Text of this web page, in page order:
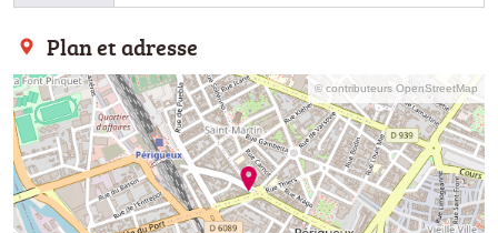
Plan et adresse
© contributeurs OpenStreetMap